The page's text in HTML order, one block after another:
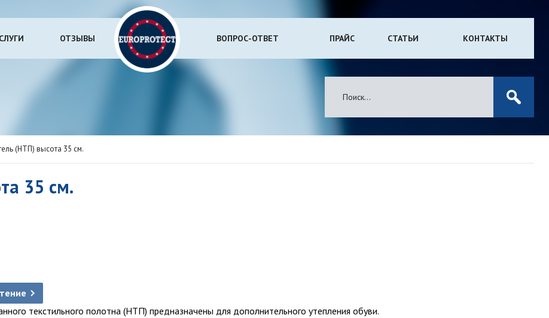
ОТЗЫВЫ ВОПРОС-ОТВЕТ ПРАЙС СТАТЬИ КОНТАКТЫ
(НТП) высота 35 см.
35 см.
текстильного полотна (НТП) предназначены для дополнительного утепления обуви.